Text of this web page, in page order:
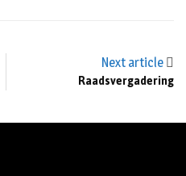
Next article
Raadsvergadering